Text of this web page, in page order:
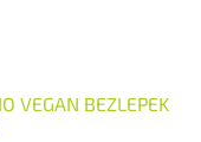
VEGAN BEZLEPEK